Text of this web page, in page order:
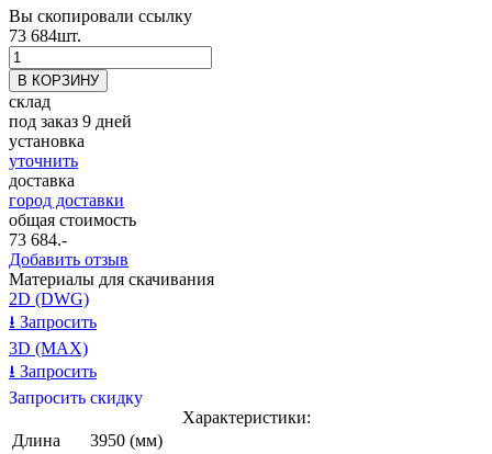
Вы скопировали ссылку
73 684шт.
склад
под заказ 9 дней
установка
уточнить
доставка
город доставки
общая стоимость
73 684.-
Добавить отзыв
Материалы для скачивания
2D (DWG)
⭳ Запросить
3D (MAX)
⭳ Запросить
Запросить скидку
Характеристики:
Длина
3950 (мм)